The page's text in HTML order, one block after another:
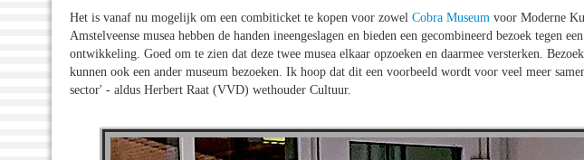
Het is vanaf nu mogelijk om een combiticket te kopen voor zowel Cobra Museum voor Moderne
Amstelveense musea hebben de handen ineengeslagen en bieden een gecombineerd bezoek tegen
ontwikkeling. Goed om te zien dat deze twee musea elkaar opzoeken en daarmee versterken.
kunnen ook een ander museum bezoeken. Ik hoop dat dit een voorbeeld wordt voor veel meer
sector' - aldus Herbert Raat (VVD) wethouder Cultuur.